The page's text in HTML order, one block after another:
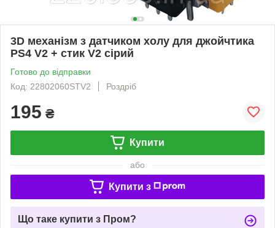
3D механізм з датчиком холу для джойчтика
PS4 V2 + стик V2 сірий
Готово до відправки
Код: 22802060STV2
Роздріб
195 ₴
Купити
або
Купити з
Що таке купити з Пром?